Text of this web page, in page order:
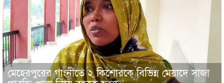
মেহেরপুরের গাংনীতে ২ কিশোরকে বিভিন্ন মেয়াদে সাজা